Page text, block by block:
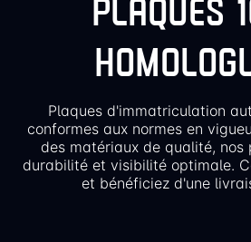
PLAQUES
Plaques d'immatriculation
conformes aux normes en
des matériaux de qualité, nos
durabilité et visibilité optimale.
et bénéficiez d'une